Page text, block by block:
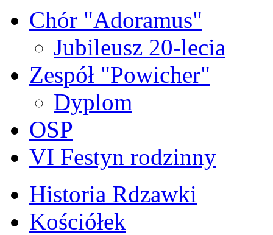
Chór "Adoramus"
Jubileusz 20-lecia
Zespół "Powicher"
Dyplom
OSP
VI Festyn rodzinny
Historia Rdzawki
Kościółek